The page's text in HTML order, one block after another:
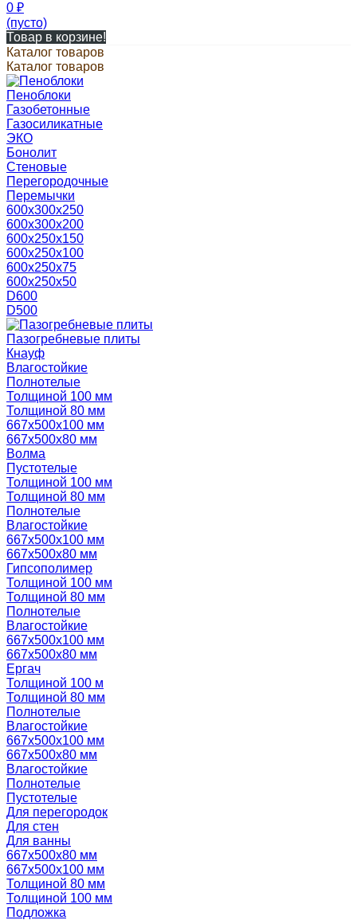
0 ₽
(пусто)
Товар в корзине!
Каталог товаров
Каталог товаров
Пеноблоки
Газобетонные
Газосиликатные
ЭКО
Бонолит
Стеновые
Перегородочные
Перемычки
600х300х250
600х300х200
600х250х150
600х250х100
600х250х75
600х250х50
D600
D500
Пазогребневые плиты
Кнауф
Влагостойкие
Полнотелые
Толщиной 100 мм
Толщиной 80 мм
667х500х100 мм
667х500х80 мм
Волма
Пустотелые
Толщиной 100 мм
Толщиной 80 мм
Полнотелые
Влагостойкие
667х500х100 мм
667х500х80 мм
Гипсополимер
Толщиной 100 мм
Толщиной 80 мм
Полнотелые
Влагостойкие
667х500х100 мм
667х500х80 мм
Ергач
Толщиной 100 м
Толщиной 80 мм
Полнотелые
Влагостойкие
667х500х100 мм
667х500х80 мм
Влагостойкие
Полнотелые
Пустотелые
Для перегородок
Для стен
Для ванны
667х500х80 мм
667х500х100 мм
Толщиной 80 мм
Толщиной 100 мм
Подложка